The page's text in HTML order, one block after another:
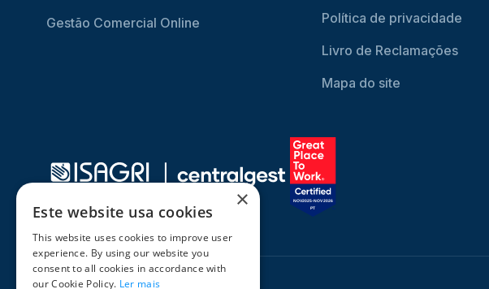
Gestão Comercial Online
Política de privacidade
Livro de Reclamações
Mapa do site
×
Este website usa cookies
This website uses cookies to improve user
experience. By using our website you
consent to all cookies in accordance with
our Cookie Policy. Ler mais